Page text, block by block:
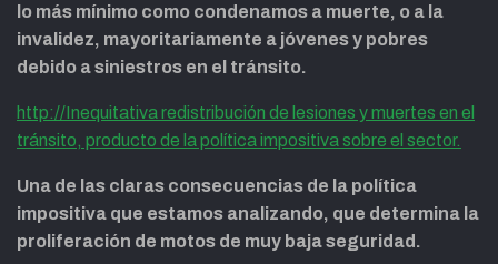
lo más mínimo como condenamos a muerte, o a la
invalidez, mayoritariamente a jóvenes y pobres
debido a siniestros en el tránsito.
http://Inequitativa redistribución de lesiones y muertes en el
tránsito, producto de la política impositiva sobre el sector.
Una de las claras consecuencias de la política
impositiva que estamos analizando, que determina la
proliferación de motos de muy baja seguridad.